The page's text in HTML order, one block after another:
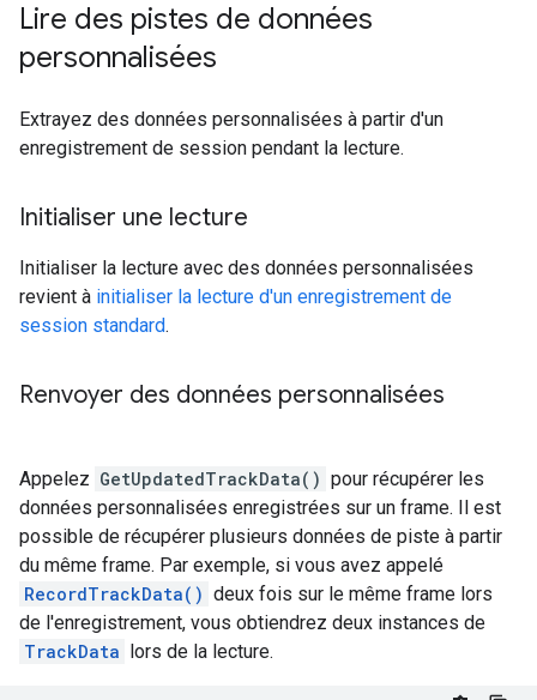
Lire des pistes de données
personnalisées
Extrayez des données personnalisées à partir d'un
enregistrement de session pendant la lecture.
Initialiser une lecture
Initialiser la lecture avec des données personnalisées
revient à initialiser la lecture d'un enregistrement de
session standard.
Renvoyer des données personnalisées
Appelez GetUpdatedTrackData() pour récupérer les
données personnalisées enregistrées sur un frame. Il est
possible de récupérer plusieurs données de piste à partir
du même frame. Par exemple, si vous avez appelé
RecordTrackData() deux fois sur le même frame lors
de l'enregistrement, vous obtiendrez deux instances de
TrackData lors de la lecture.